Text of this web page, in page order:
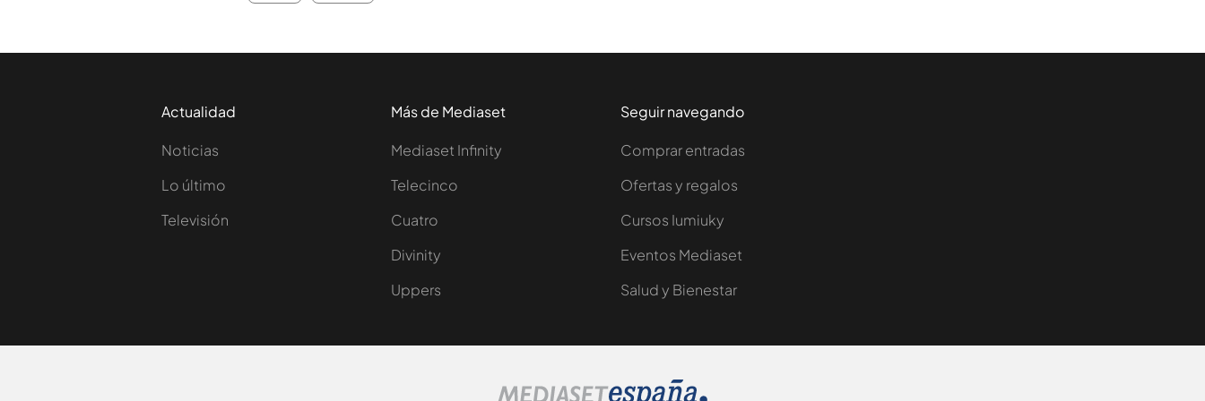
Actualidad
Noticias
Lo último
Televisión
Más de Mediaset
Mediaset Infinity
Telecinco
Cuatro
Divinity
Uppers
Seguir navegando
Comprar entradas
Ofertas y regalos
Cursos Iumiuky
Eventos Mediaset
Salud y Bienestar